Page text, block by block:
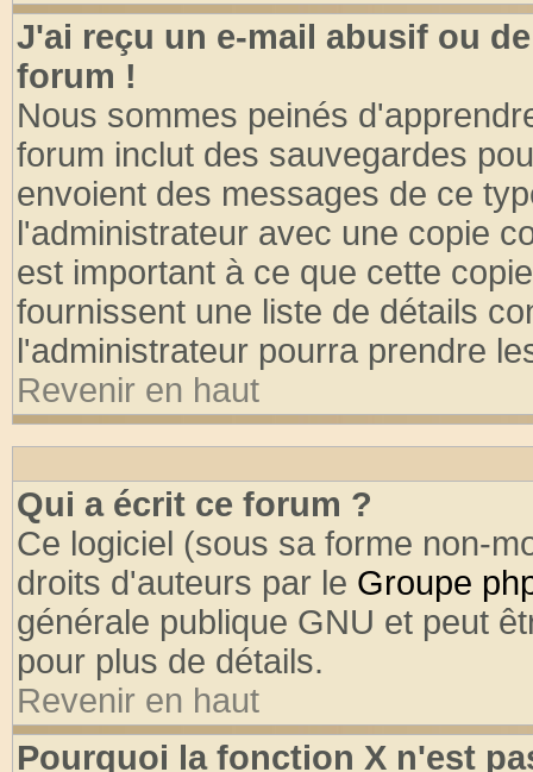
J'ai reçu un e-mail abusif ou
forum !
Nous sommes peinés
forum inclut des sauvegardes
envoient des messages de ce
l'administrateur avec une copie
est important à ce que cette
fournissent une liste de détails
l'administrateur pourra prendre
Revenir en haut
Qui a écrit ce forum ?
Ce logiciel (sous sa forme non-
droits d'auteurs par le Groupe
générale publique GNU et peut
pour plus de détails.
Revenir en haut
Pourquoi la fonction X n'est